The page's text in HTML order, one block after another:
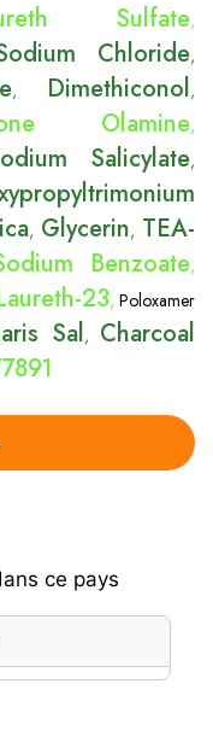
Sulfate,
Chloride,
, Dimethiconol,
Olamine,
Salicylate,
, Glycerin, TEA-
Benzoate,
23, Poloxamer
Sal, Charcoal
ce pays